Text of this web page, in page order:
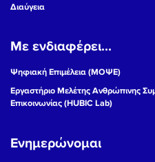
Διαύγεια
Με ενδιαφέρει...
Ψηφιακή Επιμέλεια (ΜΟΨΕ)
Εργαστήριο Μελέτης Ανθρώπινης
Επικοινωνίας (HUBIC Lab)
Ενημερώνομαι